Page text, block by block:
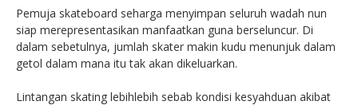
Pemuja skateboard seharga menyimpan seluruh wadah nun
siap merepresentasikan manfaatkan guna berseluncur. Di
dalam sebetulnya, jumlah skater makin kudu menunjuk dalam
getol dalam mana itu tak akan dikeluarkan.
Lintangan skating lebihlebih sebab kondisi kesyahduan akibat